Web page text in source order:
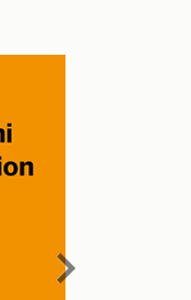
chevron_right